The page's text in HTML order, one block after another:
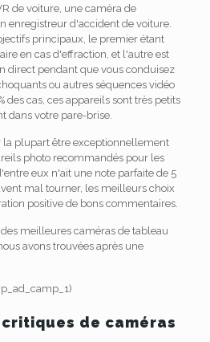
de voiture, une caméra de
enregistreur d'accident de voiture.
principaux, le premier étant
en cas d'effraction, et l'autre est
direct pendant que vous conduisez
ou autres séquences vidéo
des cas, ces appareils sont très petits
dans votre pare-brise.
la plupart être exceptionnellement
photo recommandés pour les
eux n'ait une note parfaite de 5
mal tourner, les meilleurs choix
positive de bons commentaires.
meilleures caméras de tableau
avons trouvées après une
de caméras